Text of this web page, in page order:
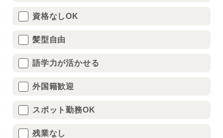
資格なしOK
髪型自由
語学力が活かせる
外国籍歓迎
スポット勤務OK
残業なし